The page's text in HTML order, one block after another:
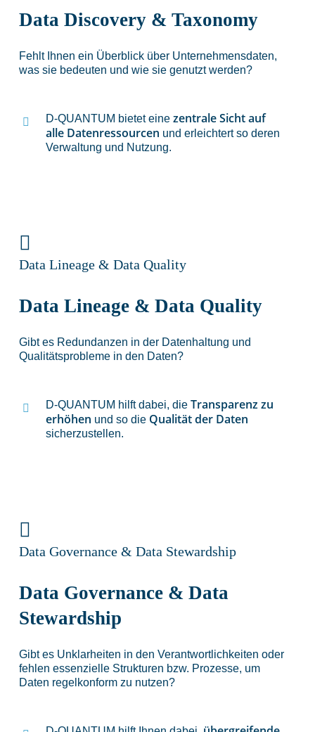
Data Discovery & Taxonomy
Fehlt Ihnen ein Überblick über Unternehmensdaten,
was sie bedeuten und wie sie genutzt werden?
D-QUANTUM bietet einezentrale Sicht auf
alle Datenressourcen und erleichtert so deren
Verwaltung und Nutzung.
Data Lineage & Data Quality
Data Lineage & Data Quality
Gibt es Redundanzen in der Datenhaltung und
Qualitätsprobleme in den Daten?
D-QUANTUM hilft dabei, dieTransparenz zu
erhöhen und so die Qualität der Daten
sicherzustellen.
Data Governance & Data Stewardship
Data Governance & Data
Stewardship
Gibt es Unklarheiten in den Verantwortlichkeiten oder
fehlen essenzielle Strukturen bzw. Prozesse, um
Daten regelkonform zu nutzen?